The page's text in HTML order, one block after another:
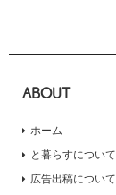
ABOUT
ホーム
と暮らすについて
広告出稿について